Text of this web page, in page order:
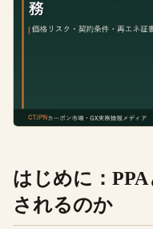
はじめに：
されるのか